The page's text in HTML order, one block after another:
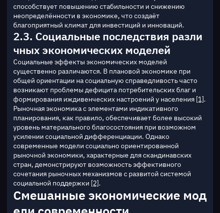
способствует повышению стабильности и снижению
неопределённости в экономике, что создаёт
благоприятный климат для инвестиций и инноваций.
2.3. Социальные последствия разли
чных экономических моделей
Социальные эффекты экономических моделей
существенно различаются. В плановой экономике при
общей ориентации на социальную справедливость часто
возникают проблемы дефицита потребительских благ и
формирования иждивенческих настроений у населения [1].
Рыночная экономика с элементами индикативного
планирования, как правило, обеспечивает более высокий
уровень материального благосостояния при возможном
усилении социальной дифференциации. Однако
современные модели социально ориентированной
рыночной экономики, характерные для скандинавских
стран, демонстрируют возможность эффективного
сочетания рыночных механизмов с развитой системой
социальной поддержки [2].
Смешанные экономические мод